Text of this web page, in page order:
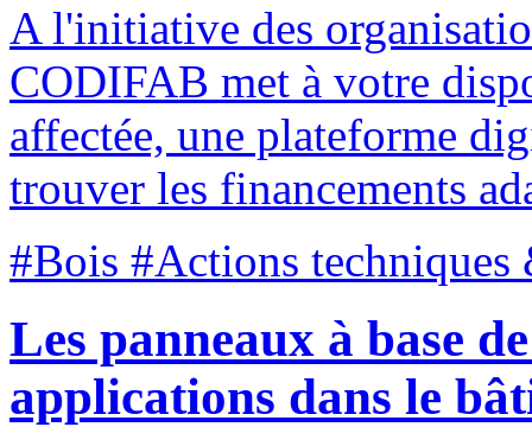
A l'initiative des
CODIFAB met à votre
affectée, une plateforme
trouver les financements
#Bois #Actions techniques
Les panneaux à base
applications dans le